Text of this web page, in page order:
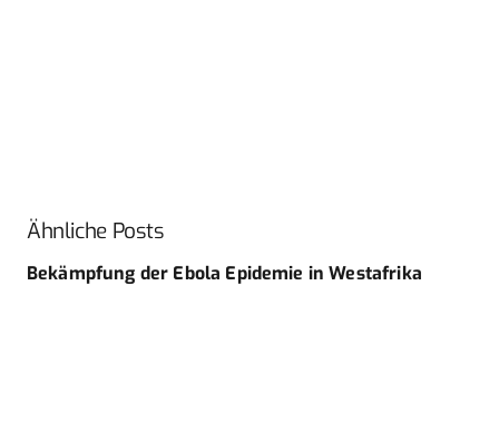
Ähnliche Posts
Bekämpfung der Ebola Epidemie in Westafrika